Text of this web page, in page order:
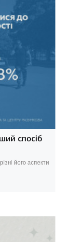
спосіб
його аспекти